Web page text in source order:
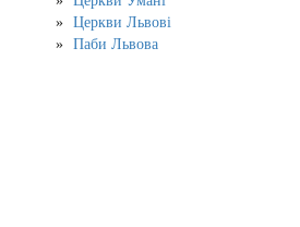
Церкви Львові
Паби Львова